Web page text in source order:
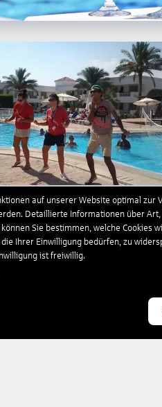
auf unserer Website optimal
Detaillierte Informationen über
Sie bestimmen, welche
Ihrer Einwilligung bedürfen, zu
ist freiwillig.